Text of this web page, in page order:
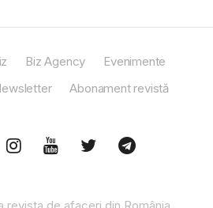
Biz Agency
Evenimente
Abonament revistă